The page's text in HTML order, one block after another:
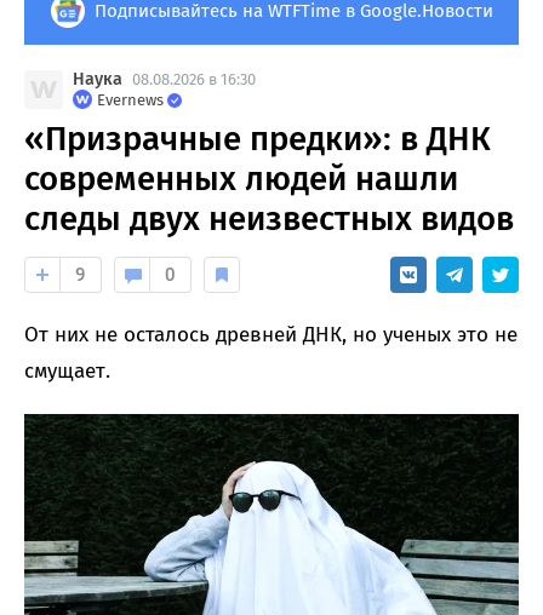
Подписывайтесь на WTFTime в Google.Новости
Наука 08.08.2026 в 16:30
Evernews
«Призрачные предки»: в ДНК
современных людей нашли
следы двух неизвестных видов
9 0
От них не осталось древней ДНК, но ученых это не
смущает.